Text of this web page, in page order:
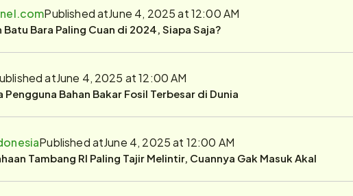
Published atJune 4, 2025 at 12:00 AM
Batu Bara Paling Cuan di 2024, Siapa Saja?
atJune 4, 2025 at 12:00 AM
Pengguna Bahan Bakar Fosil Terbesar di Dunia
Published atJune 4, 2025 at 12:00 AM
Tambang RI Paling Tajir Melintir, Cuannya Gak Masuk Akal